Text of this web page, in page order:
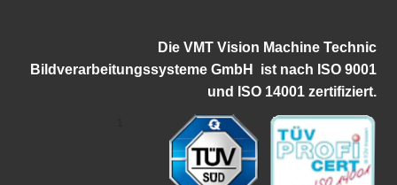
Die VMT Vision Machine Technic
Bildverarbeitungssysteme GmbH istnach ISO 9001
und ISO 14001 zertifiziert.